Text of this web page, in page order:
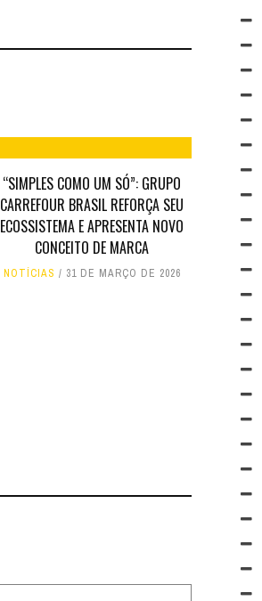
“SIMPLES COMO UM SÓ”: GRUPO
CARREFOUR BRASIL REFORÇA SEU
ECOSSISTEMA E APRESENTA NOVO
CONCEITO DE MARCA
NOTÍCIAS 31 DE MARÇO DE 2026